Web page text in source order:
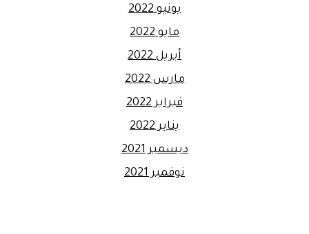
يونيو 2022
مايو 2022
أبريل 2022
مارس 2022
فبراير 2022
يناير 2022
ديسمبر 2021
نوفمبر 2021